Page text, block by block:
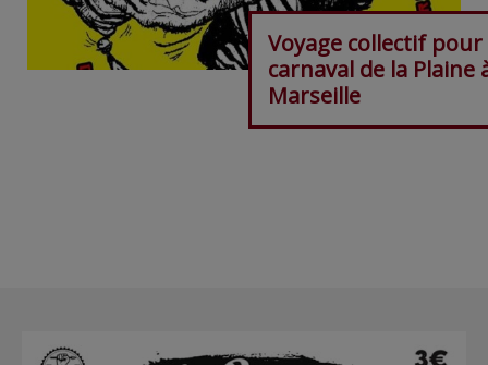
Voyage collectif pour
carnaval de la Plaine
Marseille